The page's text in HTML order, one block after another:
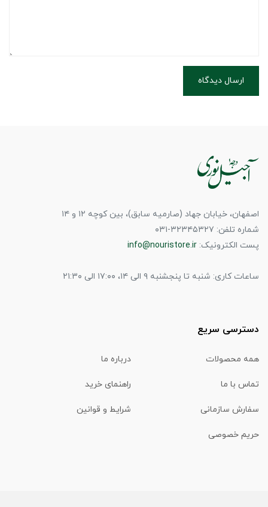
ارسال دیدگاه
اصفهان، خیابان جهاد (صارمیه سابق)، بین کوچه ۱۲ و ۱۴
شماره تلفن: ۳۲۳۴۵۳۲۷-۰۳۱
پست الکترونیک: info@nouristore.ir
ساعات کاری: شنبه تا پنجشنبه ۹ الی ۱۴، ۱۷:۰۰ الی ۲۱:۳۰
دسترسی سریع
همه محصولات درباره ما
تماس با ما راهنمای خرید
سفارش سازمانی شرایط و قوانین
حریم خصوصی